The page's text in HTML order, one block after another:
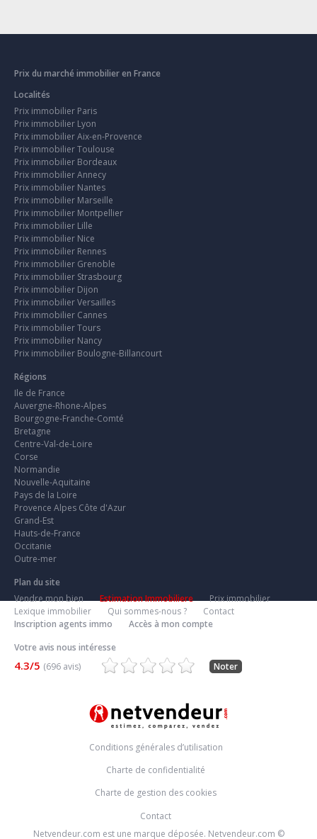
Prix du marché immobilier en France
Localités
Prix immobilier Paris
Prix immobilier Lyon
Prix immobilier Aix-en-Provence
Prix immobilier Toulouse
Prix immobilier Bordeaux
Prix immobilier Annecy
Prix immobilier Nantes
Prix immobilier Marseille
Prix immobilier Montpellier
Prix immobilier Lille
Prix immobilier Nice
Prix immobilier Rennes
Prix immobilier Grenoble
Prix immobilier Strasbourg
Prix immobilier Dijon
Prix immobilier Versailles
Prix immobilier Cannes
Prix immobilier Tours
Prix immobilier Nancy
Prix immobilier Boulogne-Billancourt
Régions
Ile de France
Auvergne-Rhone-Alpes
Bourgogne-Franche-Comté
Bretagne
Centre-Val-de-Loire
Corse
Normandie
Nouvelle-Aquitaine
Pays de la Loire
Provence Alpes Côte d'Azur
Grand-Est
Hauts-de-France
Occitanie
Outre-mer
Plan du site
Vendre mon bien
Estimation Immobiliere
Prix immobilier
Lexique immobilier
Qui sommes-nous ?
Contact
Inscription agents immo
Accès à mon compte
Votre avis nous intéresse
4.3/5 (696 avis) Noter
Conditions générales d’utilisation
Charte de confidentialité
Charte de gestion des cookies
Contact
Netvendeur.com est une marque déposée. Netvendeur.com ©